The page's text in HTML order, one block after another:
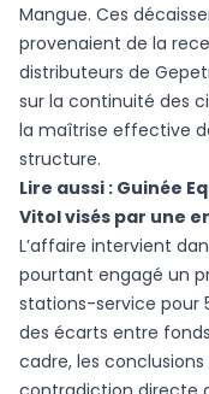
Mangue. Ces
provenaient de la
distributeurs de
sur la continuité des
la maîtrise effective
structure.
Lire aussi : Guinée
Vitol visés par une
L’affaire intervient
pourtant engagé un
stations-service pour
des écarts entre
cadre, les